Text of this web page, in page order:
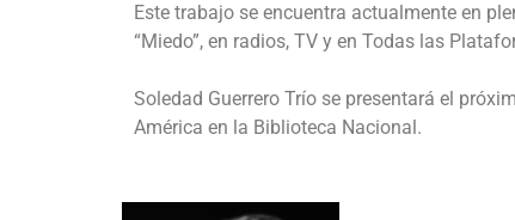
Este trabajo se encuentra actualmente en
“Miedo”, en radios, TV y en Todas las
Soledad Guerrero Trío se presentará el
América en la Biblioteca Nacional.